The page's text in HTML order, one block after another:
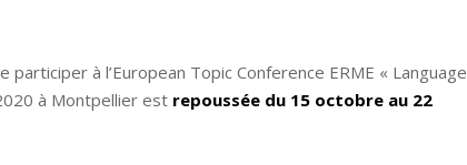
à l’European Topic Conference ERME « Language
à Montpellier est repoussée du 15 octobre au 22